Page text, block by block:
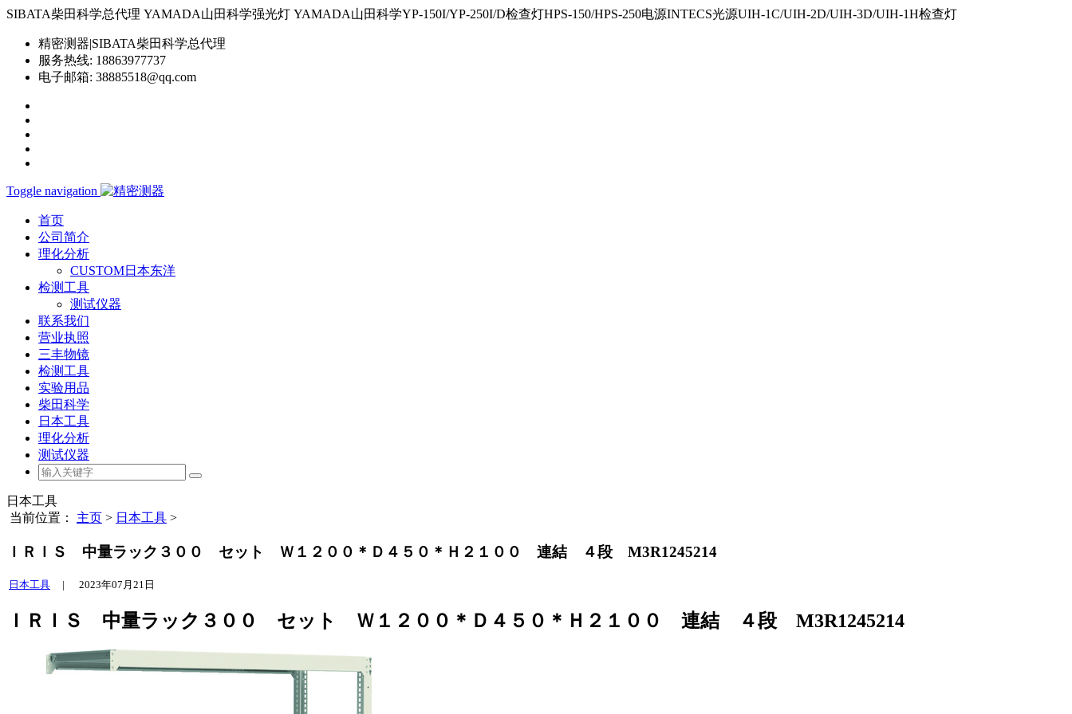
SIBATA柴田科学总代理 YAMADA山田科学强光灯 YAMADA山田科学YP-150I/YP-250I/D检查灯HPS-150/HPS-250电源INTECS光源UIH-1C/UIH-2D/UIH-3D/UIH-1H检查灯
精密测器|SIBATA柴田科学总代理
服务热线: 18863977737
电子邮箱: 38885518@qq.com
Toggle navigation
首页
公司简介
理化分析
CUSTOM日本东洋
检测工具
测试仪器
联系我们
营业执照
三丰物镜
检测工具
实验用品
柴田科学
日本工具
理化分析
测试仪器
日本工具
当前位置： 主页 > 日本工具 >
ＩＲＩＳ 中量ラック３００ セット Ｗ１２００＊Ｄ４５０＊Ｈ２１００ 連結 ４段 M3R1245214
日本工具 | 2023年07月21日
ＩＲＩＳ 中量ラック３００ セット Ｗ１２００＊Ｄ４５０＊Ｈ２１００ 連結 ４段 M3R1245214